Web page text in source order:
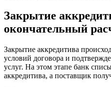
Закрытие
окончательный
Закрытие аккредитива
условий договора и
услуг. На этом этапе банк
аккредитива, а поставщик